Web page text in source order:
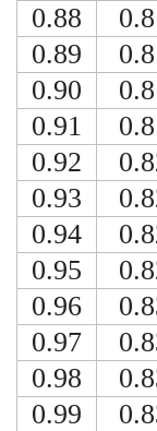
0.88
0.89
0.90
0.91
0.92
0.93
0.94
0.95
0.96
0.97
0.98
0.99